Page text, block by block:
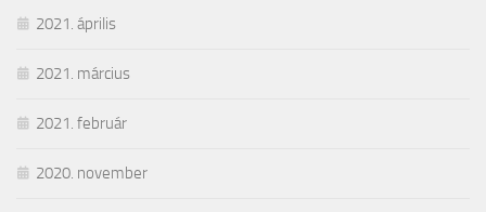
2021. április
2021. március
2021. február
2020. november